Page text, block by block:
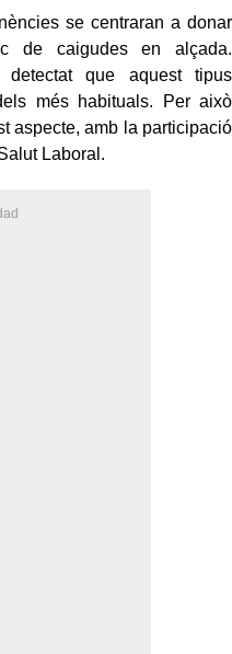
se centraran a donar
de caigudes en alçada.
detectat que aquest tipus
més habituals. Per això
aspecte, amb la participació
Laboral.